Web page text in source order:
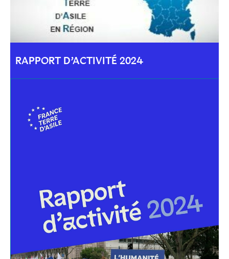
RAPPORT D’ACTIVITÉ 2024